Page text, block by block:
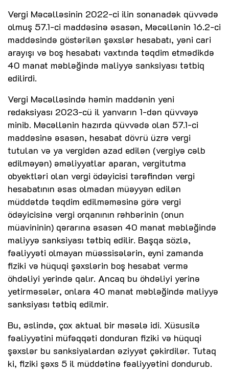
Vergi Məcəlləsinin 2022-ci ilin sonanadək qüvvədə
olmuş 57.1-ci maddəsinə əsasən, Məcəllənin 16.2-ci
maddəsində göstərilən şəxslər hesabatı, yəni cari
arayışı və boş hesabatı vaxtında təqdim etmədikdə
40 manat məbləğində maliyyə sanksiyası tətbiq
edilirdi.
Vergi Məcəlləsində həmin maddənin yeni
redaksiyası 2023-cü il yanvarın 1-dən qüvvəyə
minib. Məcəllənin hazırda qüvvədə olan 57.1-ci
maddəsinə əsasən, hesabat dövrü üzrə vergi
tutulan və ya vergidən azad edilən (vergiyə cəlb
edilməyən) əməliyyatlar aparan, vergitutma
obyektləri olan vergi ödəyicisi tərəfindən vergi
hesabatının əsas olmadan müəyyən edilən
müddətdə təqdim edilməməsinə görə vergi
ödəyicisinə vergi orqanının rəhbərinin (onun
müavininin) qərarına əsasən 40 manat məbləğində
maliyyə sanksiyası tətbiq edilir. Başqa sözlə,
fəaliyyəti olmayan müəssisələrin, eyni zamanda
fiziki və hüquqi şəxslərin boş hesabat vermə
öhdəliyi yerində qalır. Ancaq bu öhdəliyi yerinə
yetirməsələr, onlara 40 manat məbləğində maliyyə
sanksiyası tətbiq edilmir.
Bu, əslində, çox aktual bir məsələ idi. Xüsusilə
fəaliyyətini müfəqqəti donduran fiziki və hüquqi
şəxslər bu sanksiyalardan əziyyət çəkirdilər. Tutaq
ki, fiziki şəxs 5 il müddətinə fəaliyyətini dondurub.